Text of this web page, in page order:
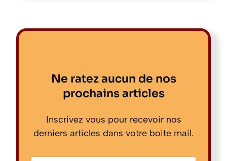
Ne ratez aucun de nos
prochains articles
Inscrivez vous pour recevoir nos
derniers articles dans votre boite mail.